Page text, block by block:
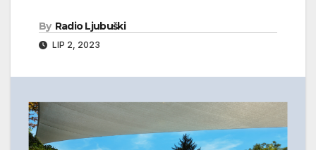
By Radio Ljubuški
LIP 2, 2023